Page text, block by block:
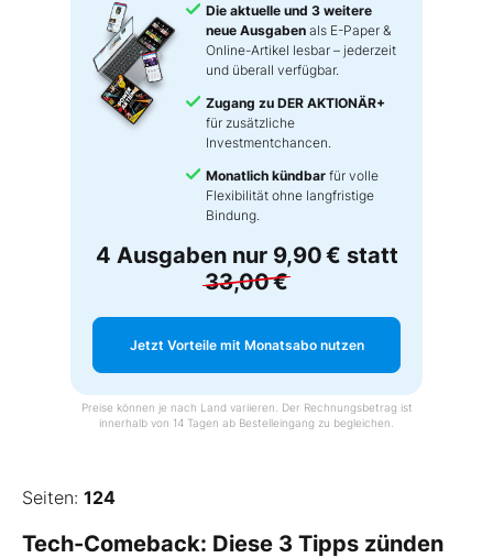
Die aktuelle und 3 weitere
neue Ausgaben als E-Paper &
Online-Artikel lesbar – jederzeit
und überall verfügbar.
Zugang zu DER AKTIONÄR+
für zusätzliche
Investmentchancen.
Monatlich kündbar für volle
Flexibilität ohne langfristige
Bindung.
4 Ausgaben nur 9,90 € statt
33,00 €
Jetzt Vorteile mit Monatsabo nutzen
Preise können je nach Land variieren. Der Rechnungsbetrag ist
innerhalb von 14 Tagen ab Bestelleingang zu begleichen.
Seiten: 124
Tech-Comeback: Diese 3 Tipps zünden